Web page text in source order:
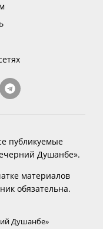
публикуемые
Душанбе».
материалов
обязательна.
Душанбе»